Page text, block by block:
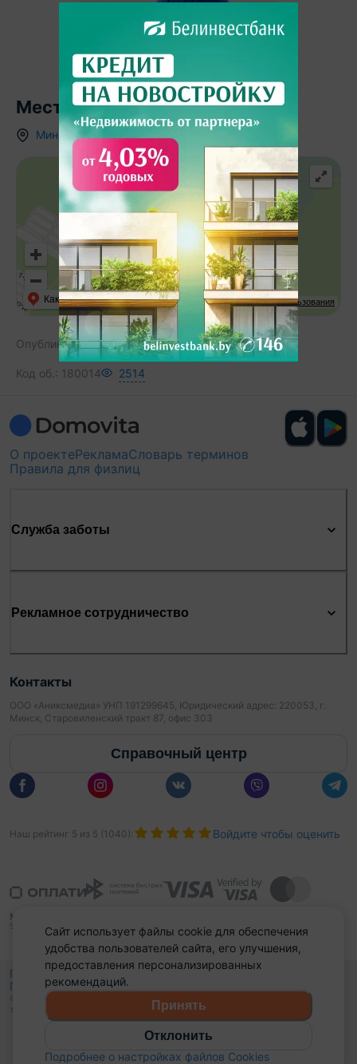
Местоположение
Минская область, ст. Импульс-садовод
Условия использования
Как добраться API Карт
Опубликовано:11.09.2024
Код об.: 180014 2514
О проектеРекламаСловарь терминов
Правила для физлиц
Служба заботы
Рекламное сотрудничество
Контакты
ООО «Аниксмедиа» УНП 191299645, Юридический адрес: 220053, г.
Минск, Старовиленский тракт 87, офис 303
Справочный центр
Наш рейтинг 5 из 5 1040): Войдите чтобы оценить
Политика конфиденциальности,
Политика обработки файлов куки
© 2015 - 2026, Domovita.by. Копирование материалов допускается
только при наличии активной ссылки.
Сайт использует файлы cookie для обеспечения
удобства пользователей сайта, его улучшения,
предоставления персонализированных
рекомендаций.
Принять
Отклонить
Подробнее о настройках файлов Cookies